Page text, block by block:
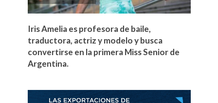
Iris Amelia es profesora de baile,
traductora, actriz y modelo y busca
convertirse en la primera Miss Senior de
Argentina.